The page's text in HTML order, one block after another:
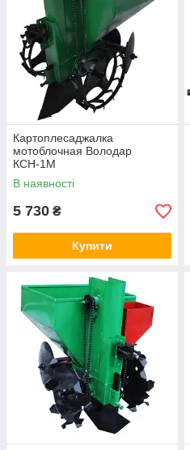
Картоплесаджалка
мотоблочная Володар
КСН-1М
В наявності
5 730 ₴
Купити